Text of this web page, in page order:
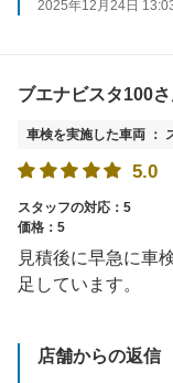
2025年12月24日
ブエナビスタ100
車検を実施した車両 ：
5.0
スタッフの対応：5
価格：5
見積後に早急に車
足しています。
店舗からの返信